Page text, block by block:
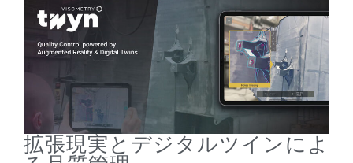
拡張現実とデジタルツインによ